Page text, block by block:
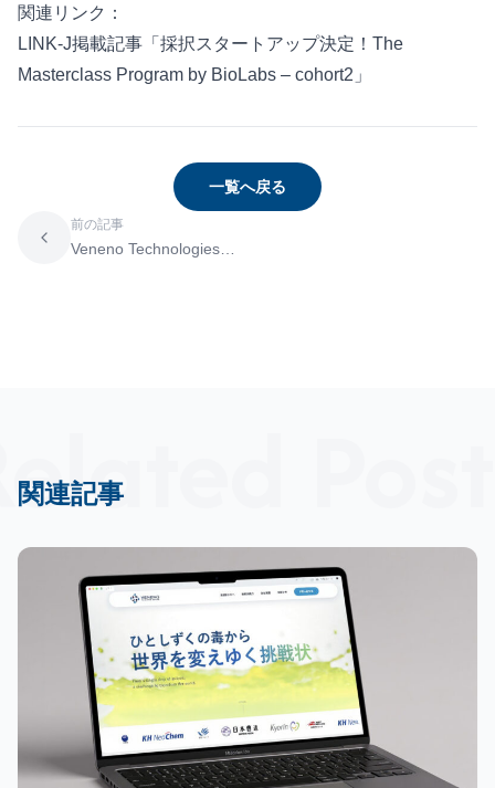
関連リンク：
LINK-J掲載記事「採択スタートアップ決定！The
Masterclass Program by BioLabs – cohort2」
前の記事
Veneno Technologies
一覧へ戻る
Post
関連記事